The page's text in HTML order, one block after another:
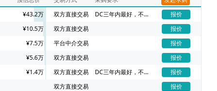
¥43.2万 双方直接交易 DC三年内最好，不同DC价格不一样
报价
¥10.5万 双方直接交易
报价
¥7.5万 平台中介交易
报价
¥5.6万 双方直接交易
报价
¥1.4万 双方直接交易 DC三年内最好，不同DC价格不一样
报价
双方直接交易
报价